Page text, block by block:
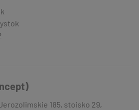
185, stoisko 29,